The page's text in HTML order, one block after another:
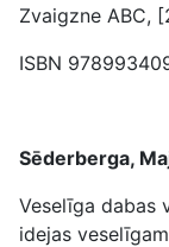
Zvaigzne ABC,
ISBN
Sēderberga,
Veselīga dabas
idejas